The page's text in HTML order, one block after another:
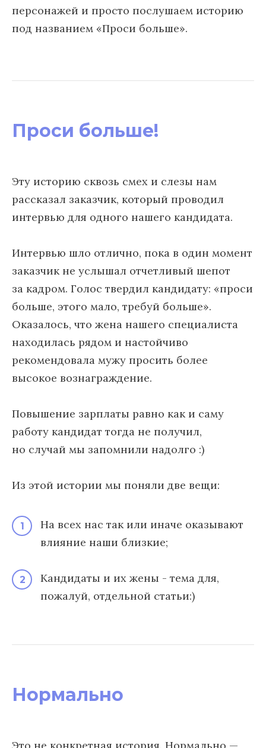
персонажей и просто послушаем историю
под названием «Проси больше».
Проси больше!
Эту историю сквозь смех и слезы нам
рассказал заказчик, который проводил
интервью для одного нашего кандидата.
Интервью шло отлично, пока в один момент
заказчик не услышал отчетливый шепот
за кадром. Голос твердил кандидату: «проси
больше, этого мало, требуй больше».
Оказалось, что жена нашего специалиста
находилась рядом и настойчиво
рекомендовала мужу просить более
высокое вознаграждение.
Повышение зарплаты равно как и саму
работу кандидат тогда не получил,
но случай мы запомнили надолго :)
Из этой истории мы поняли две вещи:
1
На всех нас так или иначе оказывают
влияние наши близкие;
2
Кандидаты и их жены - тема для,
пожалуй, отдельной статьи:)
Нормально